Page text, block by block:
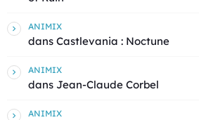
ANIMIX
dans Castlevania : Noctune
ANIMIX
dans Jean-Claude Corbel
ANIMIX